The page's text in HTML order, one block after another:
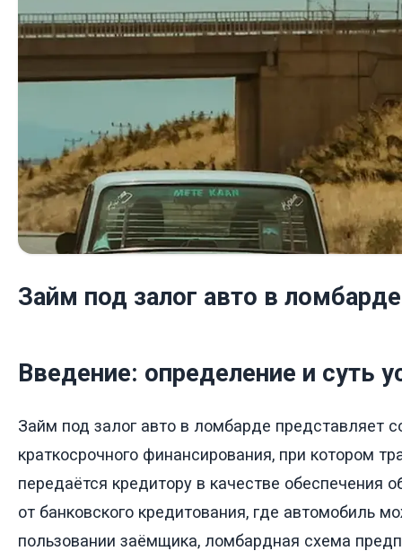
Займ под залог авто в ломбарде
Введение: определение и суть
Займ под залог авто в ломбарде представляет
краткосрочного финансирования, при котором
передаётся кредитору в качестве обеспечения
от банковского кредитования, где автомобиль
пользовании заёмщика, ломбардная схема